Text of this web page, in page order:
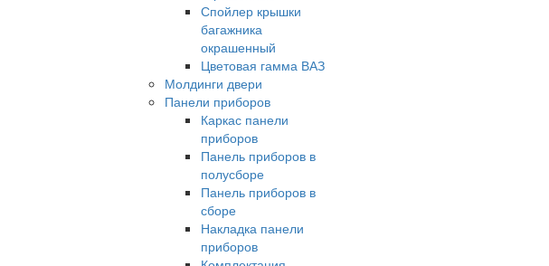
Спойлер крышки
багажника
окрашенный
Цветовая гамма ВАЗ
Молдинги двери
Панели приборов
Каркас панели
приборов
Панель приборов в
полусборе
Панель приборов в
сборе
Накладка панели
приборов